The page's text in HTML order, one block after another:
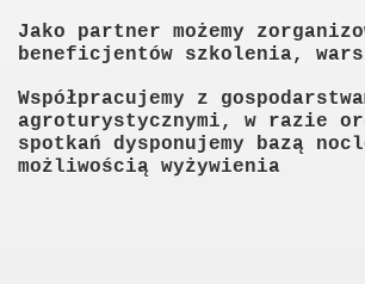
Jako partner możemy
beneficjentów szkolenia,
Współpracujemy z
agroturystycznymi, w razie
spotkań dysponujemy bazą
możliwością wyżywienia
-wieś aktywna"
dla samozatrudnienia"